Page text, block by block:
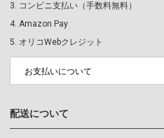
コンビニ支払い（手数料無料）
Amazon Pay
オリコWebクレジット
お支払いについて
配送について